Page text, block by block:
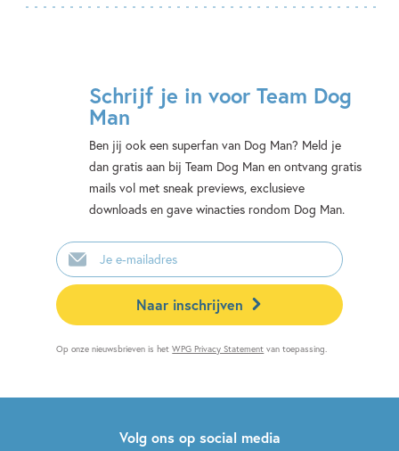
Schrijf je in voor Team Dog
Man
Ben jij ook een superfan van Dog Man? Meld je
dan gratis aan bij Team Dog Man en ontvang gratis
mails vol met sneak previews, exclusieve
downloads en gave winacties rondom Dog Man.
E-
mailadres
Naar inschrijven
Op onze nieuwsbrieven is hetWPG Privacy Statement van toepassing.
Volg ons op social media